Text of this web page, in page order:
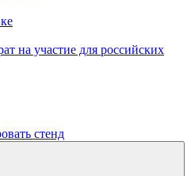
на участие для российских
стенд